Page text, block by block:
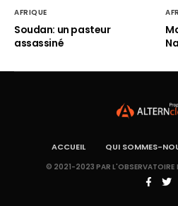
AFRIQUE
Soudan: un pasteur
assassiné
ACCUEIL QUI SOMMES-
© 2021-2023 PAR L'OBSERVATOIRE